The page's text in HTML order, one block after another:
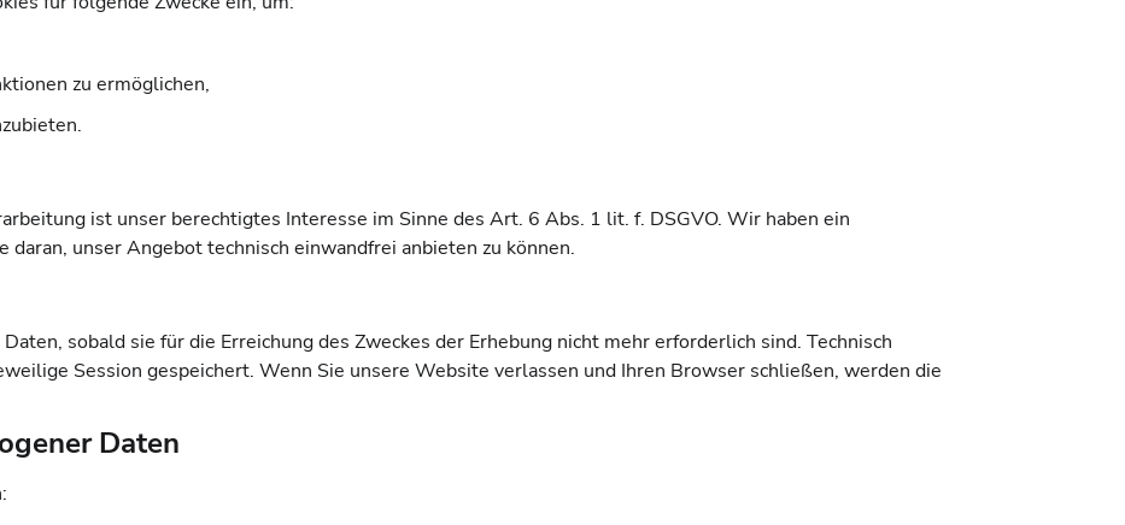
zu ermöglichen,
ist unser berechtigtes Interesse im Sinne des Art. 6 Abs. 1 lit. f. DSGVO. Wir haben ein
unser Angebot technisch einwandfrei anbieten zu können.
sobald sie für die Erreichung des Zweckes der Erhebung nicht mehr erforderlich sind. Technisch
Session gespeichert. Wenn Sie unsere Website verlassen und Ihren Browser schließen, werden die
Daten